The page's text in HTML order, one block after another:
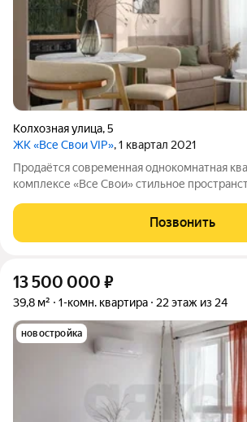
Колхозная улица,5
ЖК «Все Свои VIP», 1 квартал 2021
Продаётся современная однокомнатная
комплексе «Все Свои» стильное пространство для
Квартира с дизайнерским ремонтом, где
продумана до мелочей. Интерьер выполнен
Позвонить
13 500 000 ₽
39,8 м² 1-комн. квартира 22 этаж из 24
новостройка